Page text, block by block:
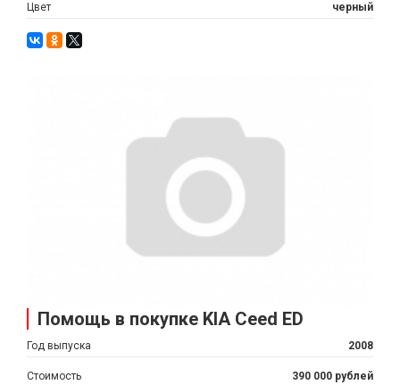
Цвет черный
Помощь в покупке KIA Ceed ED
Год выпуска 2008
Стоимость 390 000 рублей